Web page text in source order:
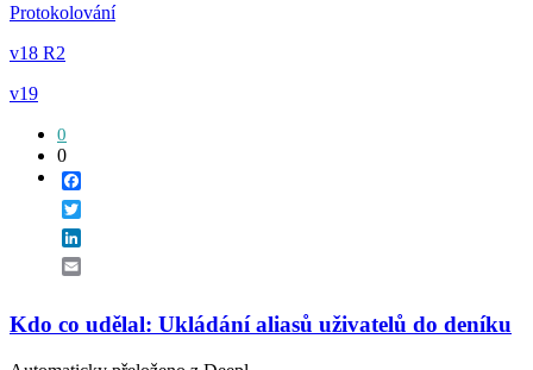
Protokolování
v18 R2
v19
0
0
Kdo co udělal: Ukládání aliasů uživatelů do deníku